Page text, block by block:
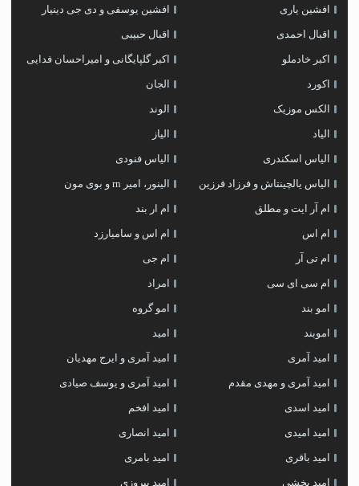
افشین یاری افشین یوسفی و دی جی دینیار
اقبال احمدی اقبال حبیبی
اکبر خادملو اکبر گلپایگانی و امیراحسان فدایی
اکورد الجان
الکس موزیک الوند
الیاد الیاز
الیاس اسکندری الیاس فنودی
الیاس یالچینتاش و فرزاد فرزین الینور، امیر rn و بوی مون
ام آر ایت و مطلق ام‌ ار بند
ام اس ام اس و سامیارزد
ام تی آر ام جی
ام سی ای سی امراد
امو بند امو گروه
اموبند امید
امید آمری امید آمری و ایرج مهدیان
امید آمری و مهدی مقدم امید آمری و یوسف صیادی
امید اسدی امید افخم
امید امیدی امید انصاری
امید باقری امید بامری
امید بخشی امید پیروزی